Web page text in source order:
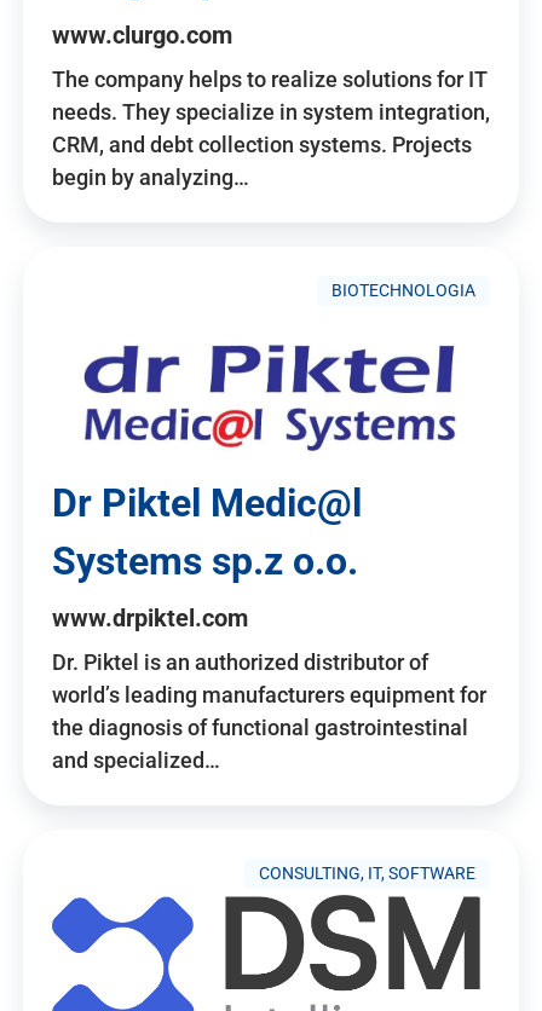
www.clurgo.com
The company helps to realize solutions for IT
needs. They specialize in system integration,
CRM, and debt collection systems. Projects
begin by analyzing…
BIOTECHNOLOGIA
Dr Piktel Medic@l
Systems sp.z o.o.
www.drpiktel.com
Dr. Piktel is an authorized distributor of
world’s leading manufacturers equipment for
the diagnosis of functional gastrointestinal
and specialized…
CONSULTING, IT, SOFTWARE